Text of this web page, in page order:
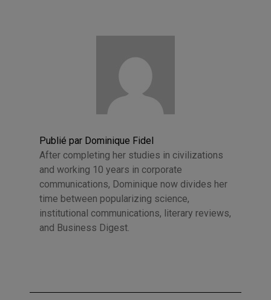
Publié par Dominique Fidel
After completing her studies in civilizations
and working 10 years in corporate
communications, Dominique now divides her
time between popularizing science,
institutional communications, literary reviews,
and Business Digest.